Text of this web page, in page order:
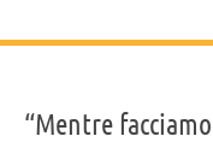
“Mentre facciamo